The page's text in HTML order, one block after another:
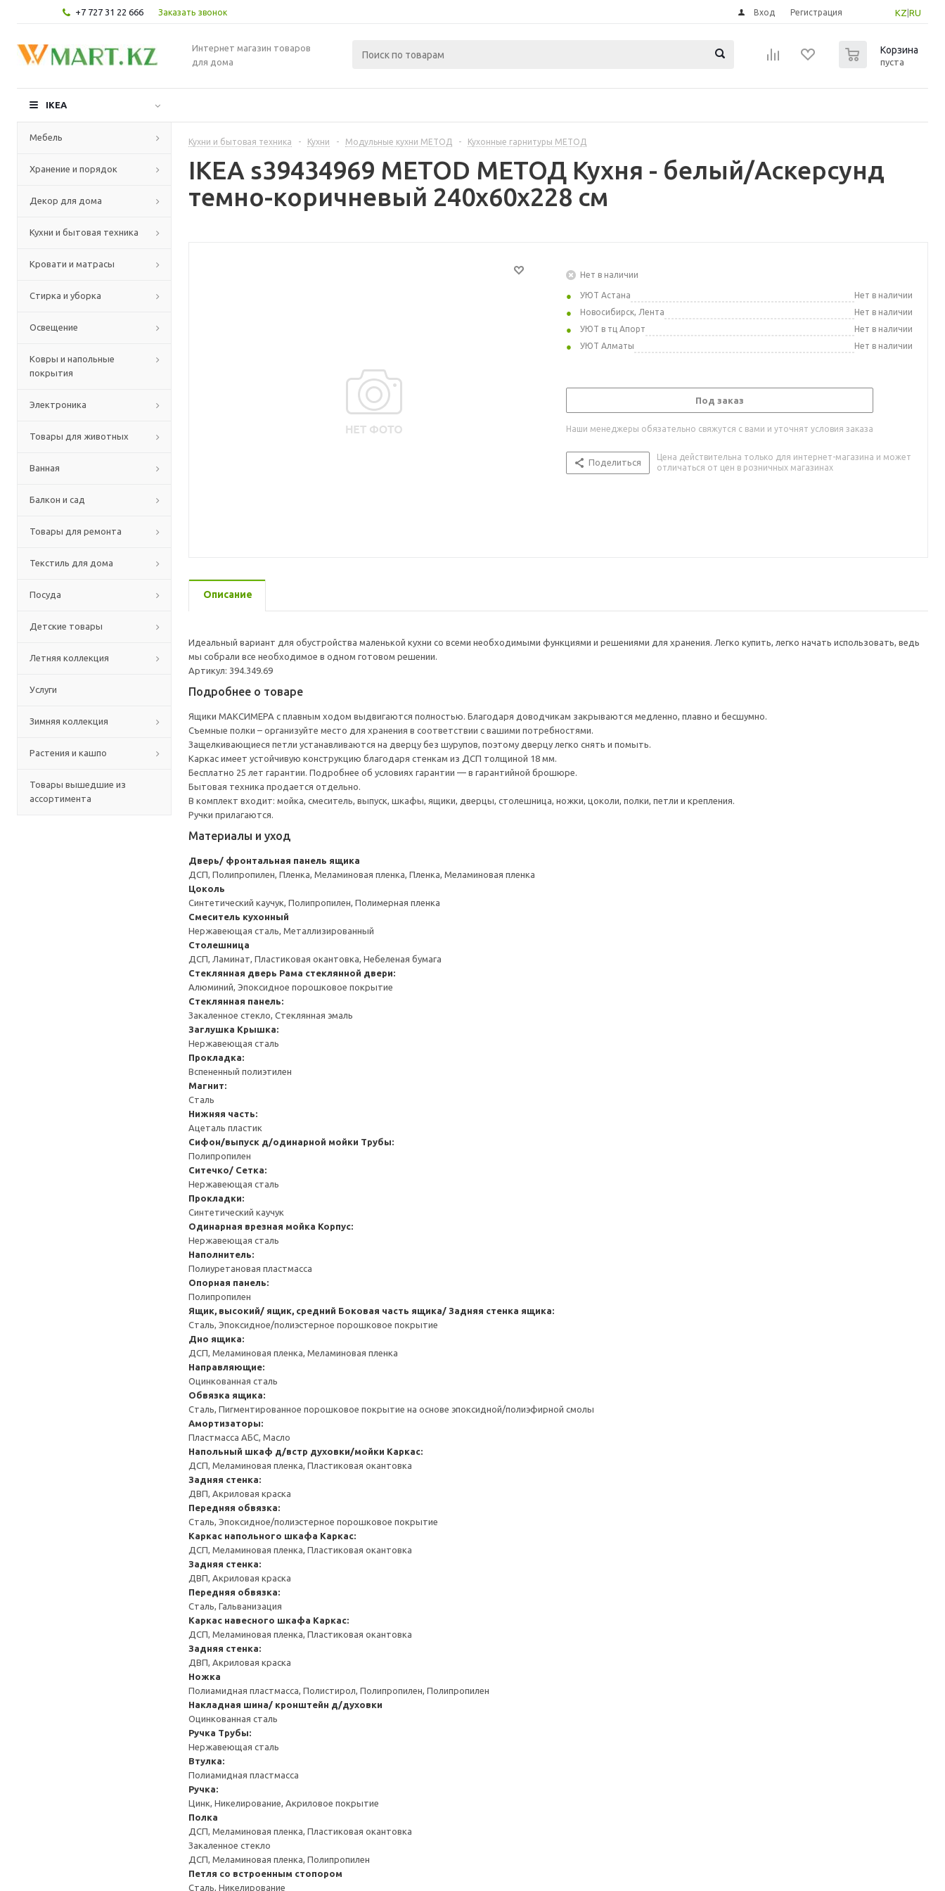
+7 727 31 22 666 Заказать звонок KZ RU
Вход Регистрация
Интернет магазин товаров
для дома
Корзина
пуста
IKEA
Мебель
Хранение и порядок
Декор для дома
Кухни и бытовая техника
Кровати и матрасы
Стирка и уборка
Освещение
Ковры и напольные
покрытия
Электроника
Товары для животных
Ванная
Балкон и сад
Товары для ремонта
Текстиль для дома
Посуда
Детские товары
Летняя коллекция
Услуги
Зимняя коллекция
Растения и кашпо
Товары вышедшие из
ассортимента
Кухни и бытовая техника - Кухни - Модульные кухни МЕТОД - Кухонные гарнитуры МЕТОД
IKEA s39434969 METOD МЕТОД Кухня - белый/Аскерсунд
темно-коричневый 240x60x228 см
Нет в наличии
УЮТ Астана
Нет в наличии
Новосибирск, Лента
Нет в наличии
УЮТ в тц Апорт
Нет в наличии
УЮТ Алматы
Нет в наличии
Под заказ
Наши менеджеры обязательно свяжутся с вами и уточнят условия заказа
Поделиться
Цена действительна только для интернет-магазина и может
отличаться от цен в розничных магазинах
Описание
Идеальный вариант для обустройства маленькой кухни со всеми необходимыми функциями и решениями для хранения. Легко купить, легко начать использовать, ведь
мы собрали все необходимое в одном готовом решении.
Артикул: 394.349.69
Подробнее о товаре
Ящики МАКСИМЕРА с плавным ходом выдвигаются полностью. Благодаря доводчикам закрываются медленно, плавно и бесшумно.
Съемные полки – организуйте место для хранения в соответствии с вашими потребностями.
Защелкивающиеся петли устанавливаются на дверцу без шурупов, поэтому дверцу легко снять и помыть.
Каркас имеет устойчивую конструкцию благодаря стенкам из ДСП толщиной 18 мм.
Бесплатно 25 лет гарантии. Подробнее об условиях гарантии — в гарантийной брошюре.
Бытовая техника продается отдельно.
В комплект входит: мойка, смеситель, выпуск, шкафы, ящики, дверцы, столешница, ножки, цоколи, полки, петли и крепления.
Ручки прилагаются.
Материалы и уход
Дверь/ фронтальная панель ящика
ДСП, Полипропилен, Пленка, Меламиновая пленка, Пленка, Меламиновая пленка
Цоколь
Синтетический каучук, Полипропилен, Полимерная пленка
Смеситель кухонный
Нержавеющая сталь, Металлизированный
Столешница
ДСП, Ламинат, Пластиковая окантовка, Небеленая бумага
Стеклянная дверь Рама стеклянной двери:
Алюминий, Эпоксидное порошковое покрытие
Стеклянная панель:
Закаленное стекло, Стеклянная эмаль
Заглушка Крышка:
Нержавеющая сталь
Прокладка:
Вспененный полиэтилен
Магнит:
Сталь
Нижняя часть:
Ацеталь пластик
Сифон/выпуск д/одинарной мойки Трубы:
Полипропилен
Ситечко/ Сетка:
Нержавеющая сталь
Прокладки:
Синтетический каучук
Одинарная врезная мойка Корпус:
Нержавеющая сталь
Наполнитель:
Полиуретановая пластмасса
Опорная панель:
Полипропилен
Ящик, высокий/ ящик, средний Боковая часть ящика/ Задняя стенка ящика:
Сталь, Эпоксидное/полиэстерное порошковое покрытие
Дно ящика:
ДСП, Меламиновая пленка, Меламиновая пленка
Направляющие:
Оцинкованная сталь
Обвязка ящика:
Сталь, Пигментированное порошковое покрытие на основе эпоксидной/полиэфирной смолы
Амортизаторы:
Пластмасса АБС, Масло
Напольный шкаф д/встр духовки/мойки Каркас:
ДСП, Меламиновая пленка, Пластиковая окантовка
Задняя стенка:
ДВП, Акриловая краска
Передняя обвязка:
Сталь, Эпоксидное/полиэстерное порошковое покрытие
Каркас напольного шкафа Каркас:
ДСП, Меламиновая пленка, Пластиковая окантовка
Задняя стенка:
ДВП, Акриловая краска
Передняя обвязка:
Сталь, Гальванизация
Каркас навесного шкафа Каркас:
ДСП, Меламиновая пленка, Пластиковая окантовка
Задняя стенка:
ДВП, Акриловая краска
Ножка
Полиамидная пластмасса, Полистирол, Полипропилен, Полипропилен
Накладная шина/ кронштейн д/духовки
Оцинкованная сталь
Ручка Трубы:
Нержавеющая сталь
Втулка:
Полиамидная пластмасса
Ручка:
Цинк, Никелирование, Акриловое покрытие
Полка
ДСП, Меламиновая пленка, Пластиковая окантовка
Закаленное стекло
ДСП, Меламиновая пленка, Полипропилен
Петля со встроенным стопором
Сталь, Никелирование